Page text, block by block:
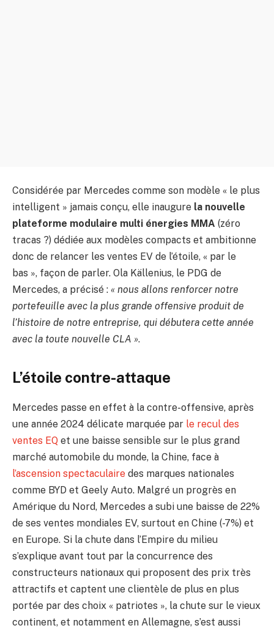
Considérée par Mercedes comme son modèle « le plus
intelligent » jamais conçu, elle inaugure la nouvelle
plateforme modulaire multi énergies MMA (zéro
tracas ?) dédiée aux modèles compacts et ambitionne
donc de relancer les ventes EV de l’étoile, « par le
bas », façon de parler. Ola Källenius, le PDG de
Mercedes, a précisé : « nous allons renforcer notre
portefeuille avec la plus grande offensive produit de
l’histoire de notre entreprise, qui débutera cette année
avec la toute nouvelle CLA ».
L’étoile contre-attaque
Mercedes passe en effet à la contre-offensive, après
une année 2024 délicate marquée par le recul des
ventes EQ et une baisse sensible sur le plus grand
marché automobile du monde, la Chine, face à
l’ascension spectaculaire des marques nationales
comme BYD et Geely Auto. Malgré un progrès en
Amérique du Nord, Mercedes a subi une baisse de 22%
de ses ventes mondiales EV, surtout en Chine (-7%) et
en Europe. Si la chute dans l’Empire du milieu
s’explique avant tout par la concurrence des
constructeurs nationaux qui proposent des prix très
attractifs et captent une clientèle de plus en plus
portée par des choix « patriotes », la chute sur le vieux
continent, et notamment en Allemagne, s’est aussi